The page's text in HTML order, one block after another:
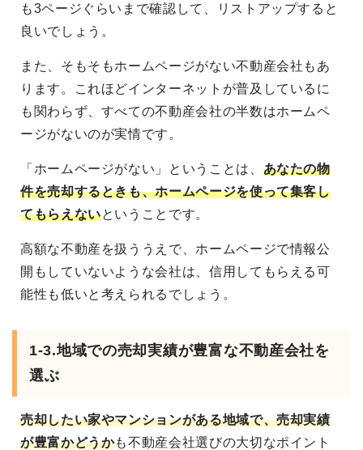
も3ページぐらいまで確認して、リストアップすると
良いでしょう。
また、そもそもホームページがない不動産会社もあ
ります。これほどインターネットが普及しているに
も関わらず、すべての不動産会社の半数はホームペ
ージがないのが実情です。
「ホームページがない」ということは、 あなたの物
件を売却するときも、ホームページを使って集客し
てもらえないということです。
高額な不動産を扱ううえで、ホームページで情報公
開もしていないような会社は、信用してもらえる可
能性も低いと考えられるでしょう。
1-3.地域での売却実績が豊富な不動産会社を
選ぶ
売却したい家やマンションがある地域で、売却実績
が豊富かどうかも不動産会社選びの大切なポイント